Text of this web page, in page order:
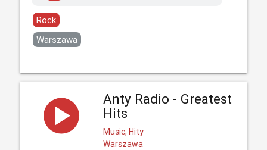
Rock
Warszawa
Anty Radio - Greatest
Hits
Music, Hity
Warszawa